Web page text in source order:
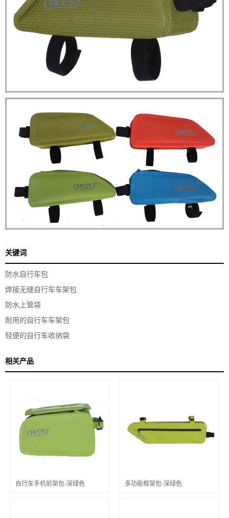
关键词
防水自行车包
焊接无缝自行车车架包
防水上管袋
耐用的自行车车架包
轻便的自行车收纳袋
相关产品
自行车手机前架包-深绿色 多功能框架包-深绿色